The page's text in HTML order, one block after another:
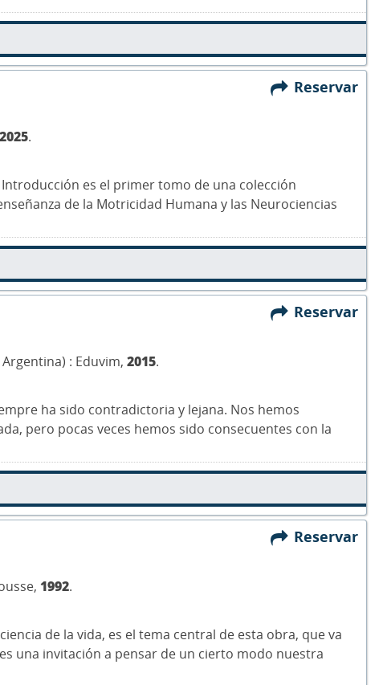
Reservar
2025.
es el primer tomo de una colección
de la Motricidad Humana y las Neurociencias
Reservar
: Eduvim, 2015.
ha sido contradictoria y lejana. Nos hemos
pero pocas veces hemos sido consecuentes con la
Reservar
1992.
de la vida, es el tema central de esta obra, que va
una invitación a pensar de un cierto modo nuestra